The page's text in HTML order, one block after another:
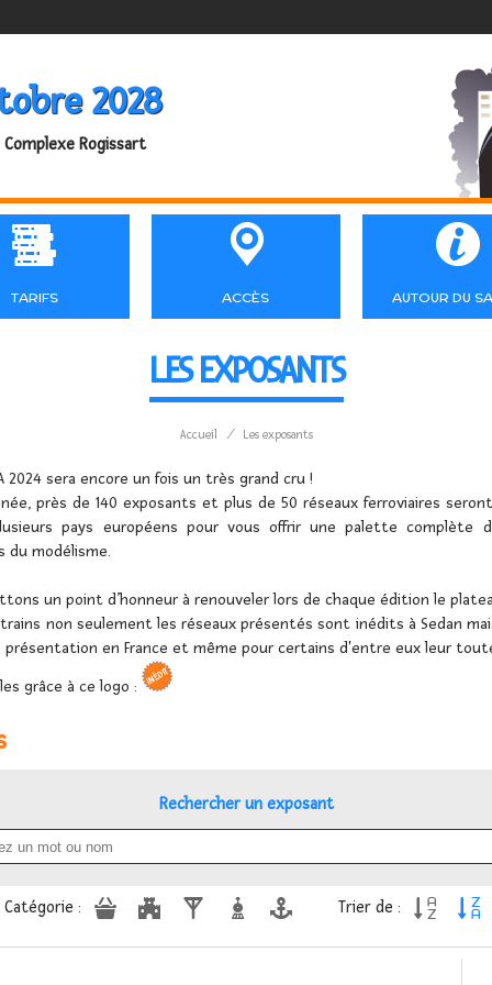
2028
Complexe Rogissart

TARIFS

ACCÈS

AUTOUR DU
LES EXPOSANTS
Accueil / Les exposants
2024 sera encore un fois un très grand cru !
près de 140 exposants et plus de 50 réseaux ferroviaires
pays européens pour vous offrir une palette complète
du modélisme.
un point d’honneur à renouveler lors de chaque édition le
non seulement les réseaux présentés sont inédits à Sedan
présentation en France et même pour certains d'entre eux leur
grâce à ce logo :
Rechercher un exposant
Catégorie :      Trier de :  